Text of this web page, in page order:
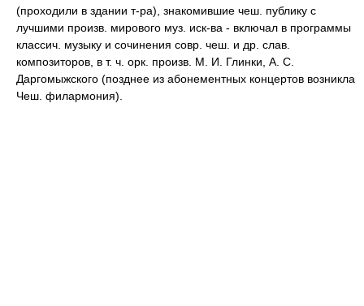
(проходили в здании т-ра), знакомившие чеш. публику с
лучшими произв. мирового муз. иск-ва - включал в программы
классич. музыку и сочинения совр. чеш. и др. слав.
композиторов, в т. ч. орк. произв. М. И. Глинки, А. С.
Даргомыжского (позднее из абонементных концертов возникла
Чеш. филармония).